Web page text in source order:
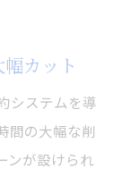
カット
システムを導
間の大幅な削
ンが設けられ